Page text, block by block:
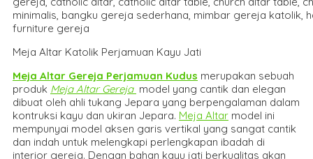
Meja Altar Katolik Perjamuan Kayu Jati
Meja Altar Gereja Perjamuan Kudus merupakan sebuah
produk Meja Altar Gereja model yang cantik dan elegan
dibuat oleh ahli tukang Jepara yang berpengalaman dalam
kontruksi kayu dan ukiran Jepara. Meja Altar model ini
mempunyai model aksen garis vertikal yang sangat cantik
dan indah untuk melengkapi perlengkapan ibadah di
interior gereja. Dengan bahan kayu jati berkualitas akan